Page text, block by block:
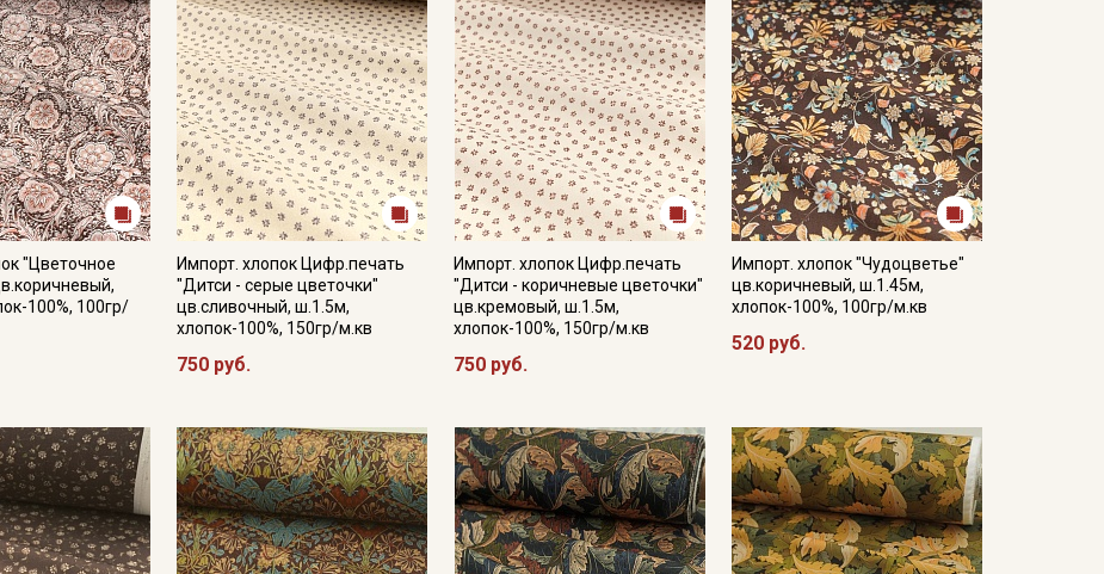
"Цветочное
100%, 100гр/
Импорт. хлопок Цифр.печать
"Дитси - серые цветочки"
цв.сливочный, ш.1.5м,
хлопок-100%, 150гр/м.кв
750 руб.
Импорт. хлопок Цифр.печать
"Дитси - коричневые цветочки"
цв.кремовый, ш.1.5м,
хлопок-100%, 150гр/м.кв
750 руб.
Импорт. хлопок "Чудоцветье"
цв.коричневый, ш.1.45м,
хлопок-100%, 100гр/м.кв
520 руб.
Подписаться
Ознакомлен(а) с Политикой обработки персональных
данных
и даю Согласие на обработку персональных
данных
Согласие на получение рекламных и
информационных рассылок